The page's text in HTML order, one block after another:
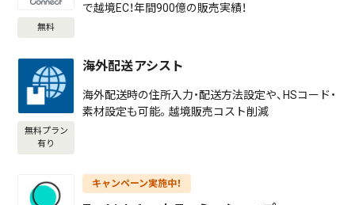
無料
で越境EC！年間900億の販売実績！
無料プラン
有り
海外配送アシスト
海外配送時の住所入力・配送方法設定や、HSコード・
素材設定も可能。越境販売コスト削減
キャンペーン実施中！